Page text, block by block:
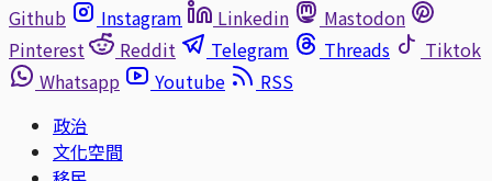
Github
Instagram Linkedin
Mastodon
Pinterest
Reddit Telegram Threads
Tiktok
Whatsapp
Youtube
RSS
政治
文化空間